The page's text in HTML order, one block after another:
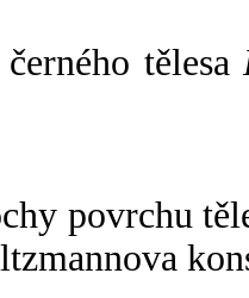
tělesa
povrchu